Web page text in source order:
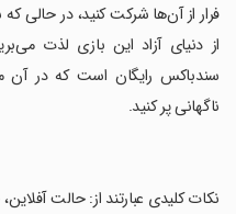
فرار از آن‌ها شرکت کنید، در حالی
از دنیای آزاد این بازی لذت
سندباکس رایگان است که در آن
ناگهانی پر کنید.
‏نکات کلیدی عبارتند از: حالت